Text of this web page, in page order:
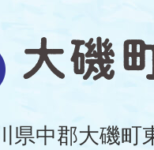
大
磯
町
県中郡大磯